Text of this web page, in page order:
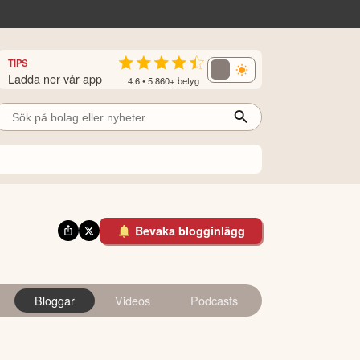
TIPS
Ladda ner vår app 4.6 • 5 860+ betyg
Bevaka blogginlägg
Bloggar Videos Podcasts